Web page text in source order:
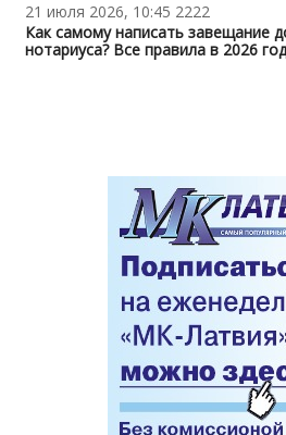
21 июля 2026, 10:45 2222
Как самому написать завещание
нотариуса? Все правила в 2026